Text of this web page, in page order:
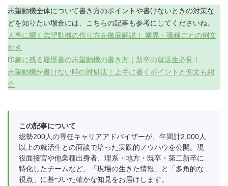
志望動機全体について書き方のポイントや書けないときの対策な
どを知りたい場合には、こちらの記事も参考にしてくださいね。
人事に響く志望動機の作り方を徹底解説！ 業界・職種ごとの例文
付き
印象に残る履歴書の志望動機の書き方｜新卒の就活生必見！
志望動機が書けない時の対処法｜上手に書くポイントと例文も紹
介
この記事について
総勢200人の専任キャリアアドバイザーが、年間計2,000人
以上の就活生との面談で培った実践的ノウハウを公開。現
役面接官や他業種出身者、理系・地方・既卒・第二新卒に
特化したチームなど、「現場の生きた情報」と「多角的な
視点」に基づいた確かな知見をお届けします。